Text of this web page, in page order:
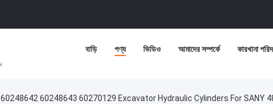
বাড়ি পণ্য ভিডিও আমাদের সম্পর্কে কারখানা
60248642 60248643 60270129 Excavator Hydraulic Cylinders For SANY